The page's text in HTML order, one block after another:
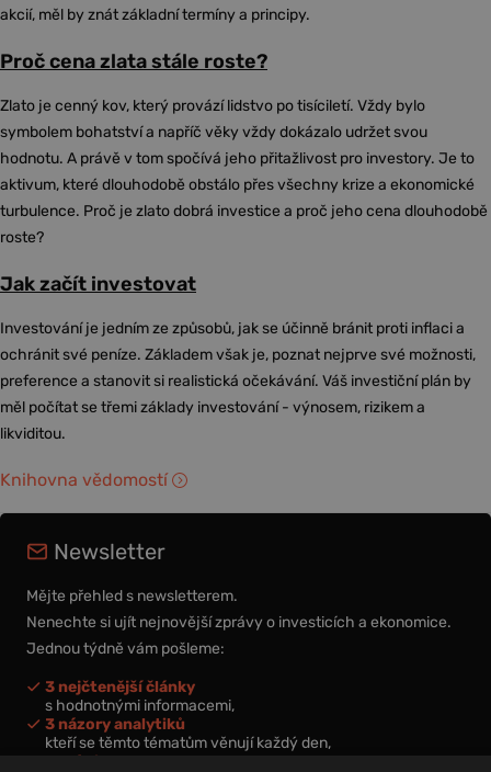
akcií, měl by znát základní termíny a principy.
Proč cena zlata stále roste?
Zlato je cenný kov, který provází lidstvo po tisíciletí. Vždy bylo
symbolem bohatství a napříč věky vždy dokázalo udržet svou
hodnotu. A právě v tom spočívá jeho přitažlivost pro investory. Je to
aktivum, které dlouhodobě obstálo přes všechny krize a ekonomické
turbulence. Proč je zlato dobrá investice a proč jeho cena dlouhodobě
roste?
Jak začít investovat
Investování je jedním ze způsobů, jak se účinně bránit proti inflaci a
ochránit své peníze. Základem však je, poznat nejprve své možnosti,
preference a stanovit si realistická očekávání. Váš investiční plán by
měl počítat se třemi základy investování - výnosem, rizikem a
likviditou.
Knihovna vědomostí
Newsletter
Mějte přehled s newsletterem.
Nenechte si ujít nejnovější zprávy o investicích a ekonomice.
Jednou týdně vám pošleme:
3 nejčtenější články
s hodnotnými informacemi,
3 názory analytiků
kteří se těmto tématům věnují každý den,
nová videa a podcasty